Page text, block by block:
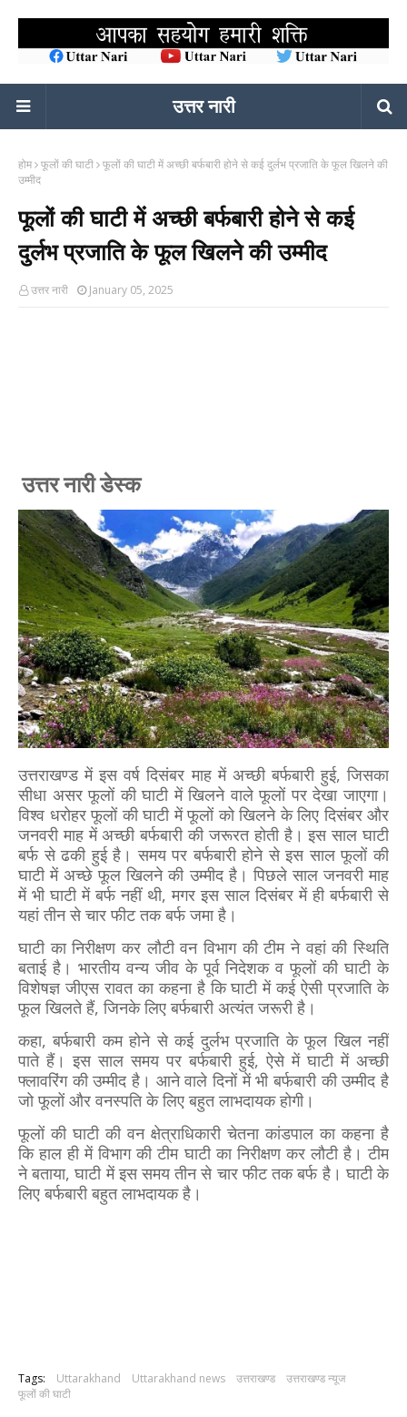
उत्तर नारी
होम फूलों की घाटी फूलों की घाटी में अच्छी बर्फबारी होने से कई दुर्लभ प्रजाति के फूल खिलने की
उम्मीद
फूलों की घाटी में अच्छी बर्फबारी होने से कई
दुर्लभ प्रजाति के फूल खिलने की उम्मीद
उत्तर नारी January 05, 2025
उत्तर नारी डेस्क
उत्तराखण्ड में इस वर्ष दिसंबर माह में अच्छी बर्फबारी हुई, जिसका
सीधा असर फूलों की घाटी में खिलने वाले फूलों पर देखा जाएगा।
विश्व धरोहर फूलों की घाटी में फूलों को खिलने के लिए दिसंबर और
जनवरी माह में अच्छी बर्फबारी की जरूरत होती है। इस साल घाटी
बर्फ से ढकी हुई है। समय पर बर्फबारी होने से इस साल फूलों की
घाटी में अच्छे फूल खिलने की उम्मीद है। पिछले साल जनवरी माह
में भी घाटी में बर्फ नहीं थी, मगर इस साल दिसंबर में ही बर्फबारी से
यहां तीन से चार फीट तक बर्फ जमा है।
घाटी का निरीक्षण कर लौटी वन विभाग की टीम ने वहां की स्थिति
बताई है। भारतीय वन्य जीव के पूर्व निदेशक व फूलों की घाटी के
विशेषज्ञ जीएस रावत का कहना है कि घाटी में कई ऐसी प्रजाति के
फूल खिलते हैं, जिनके लिए बर्फबारी अत्यंत जरूरी है।
कहा, बर्फबारी कम होने से कई दुर्लभ प्रजाति के फूल खिल नहीं
पाते हैं। इस साल समय पर बर्फबारी हुई, ऐसे में घाटी में अच्छी
फ्लावरिंग की उम्मीद है। आने वाले दिनों में भी बर्फबारी की उम्मीद है
जो फूलों और वनस्पति के लिए बहुत लाभदायक होगी।
फूलों की घाटी की वन क्षेत्राधिकारी चेतना कांडपाल का कहना है
कि हाल ही में विभाग की टीम घाटी का निरीक्षण कर लौटी है। टीम
ने बताया, घाटी में इस समय तीन से चार फीट तक बर्फ है। घाटी के
लिए बर्फबारी बहुत लाभदायक है।
Tags: Uttarakhand Uttarakhand news उत्तराखण्ड
उत्तराखण्ड न्यूज
फूलों की घाटी